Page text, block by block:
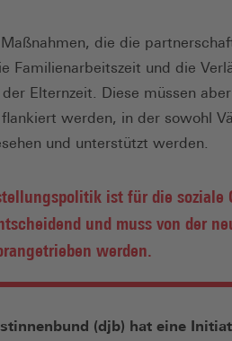
die die
Familienarbeitszeit und die
Elternzeit. Diese müssen
werden, in der sowohl
und unterstützt werden.
ist für die soziale
und muss von der
werden.
(djb) hat eine